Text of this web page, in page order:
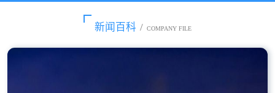
新闻百科 / COMPANY FILE